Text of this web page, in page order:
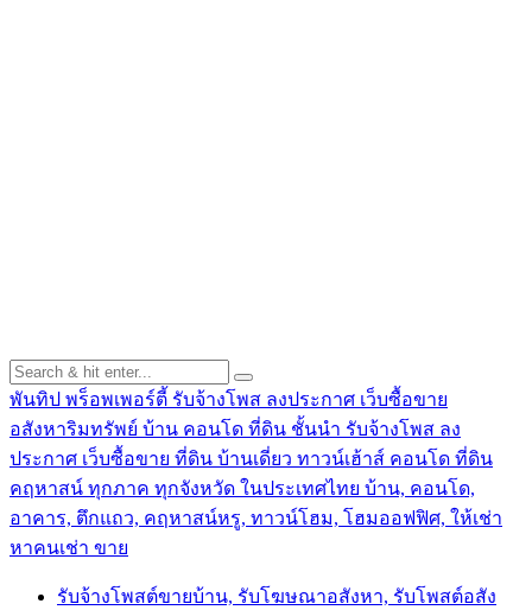
พันทิป พร็อพเพอร์ตี้ รับจ้างโพส ลงประกาศ เว็บซื้อขาย
อสังหาริมทรัพย์ บ้าน คอนโด ที่ดิน ชั้นนำ รับจ้างโพส ลง
ประกาศ เว็บซื้อขาย ที่ดิน บ้านเดี่ยว ทาวน์เฮ้าส์ คอนโด ที่ดิน
คฤหาสน์ ทุกภาค ทุกจังหวัด ในประเทศไทย บ้าน, คอนโด,
อาคาร, ตึกแถว, คฤหาสน์หรู, ทาวน์โฮม, โฮมออฟฟิศ, ให้เช่า
หาคนเช่า ขาย
รับจ้างโพสต์ขายบ้าน, รับโฆษณาอสังหา, รับโพสต์อสัง